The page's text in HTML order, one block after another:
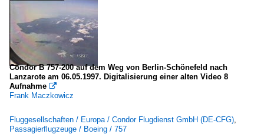
Condor B 757-200 auf dem Weg von Berlin-Schönefeld nach
Lanzarote am 06.05.1997. Digitalisierung einer alten Video 8
Aufnahme 
Frank Maczkowicz
Fluggesellschaften / Europa / Condor Flugdienst GmbH (DE-CFG),
Passagierflugzeuge / Boeing / 757